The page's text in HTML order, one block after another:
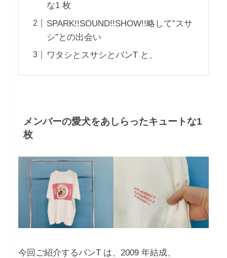
な1 枚
SPARK!!SOUND!!SHOW!!略して”スサ
シ”との出会い
ワタシとスサシとバンT と、
メンバーの愛⽝をあしらったキュートな1
枚
今回ご紹介するバンT は、2009 年結成、